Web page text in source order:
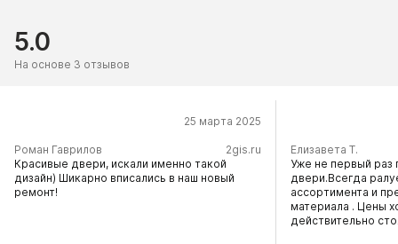
5.0
На основе 3 отзывов
25 марта 2025
​Роман Гаврилов
2gis.ru
Красивые двери, искали именно такой
дизайн) Шикарно вписались в наш новый
ремонт!
Елизавета Т.
Уже не первый раз
двери.Всегда
ассортимента и
материала . Цены
действительно